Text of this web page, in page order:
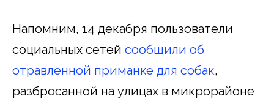
Напомним, 14 декабря пользователи
социальных сетей сообщили об
отравленной приманке для собак,
разбросанной на улицах в микрорайоне